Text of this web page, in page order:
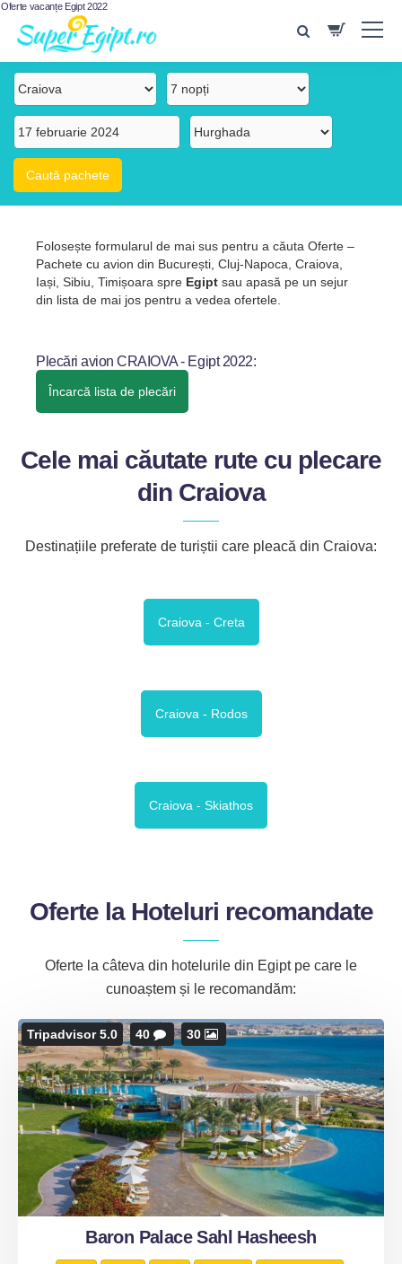
Oferte vacanțe Egipt 2022
Folosește formularul de mai sus pentru a căuta Oferte –
Pachete cu avion din București, Cluj-Napoca, Craiova,
Iași, Sibiu, Timișoara spre Egipt sau apasă pe un sejur
din lista de mai jos pentru a vedea ofertele.
Plecări avion CRAIOVA - Egipt 2022:
Încarcă lista de plecări
Cele mai căutate rute cu plecare
din Craiova
Destinațiile preferate de turiștii care pleacă din Craiova:
Craiova - Creta
Craiova - Rodos
Craiova - Skiathos
Oferte la Hoteluri recomandate
Oferte la câteva din hotelurile din Egipt pe care le
cunoaștem și le recomandăm:
Tripadvisor 5.0 40 30
Baron Palace Sahl Hasheesh